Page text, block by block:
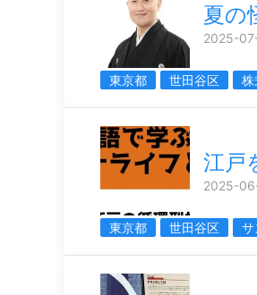
夏の
2025-
東京都 世田谷区 株
江戸
2025-
東京都 世田谷区 サ